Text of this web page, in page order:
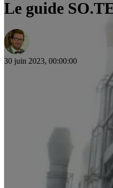
Le guide
30 juin 2023, 00:00:00